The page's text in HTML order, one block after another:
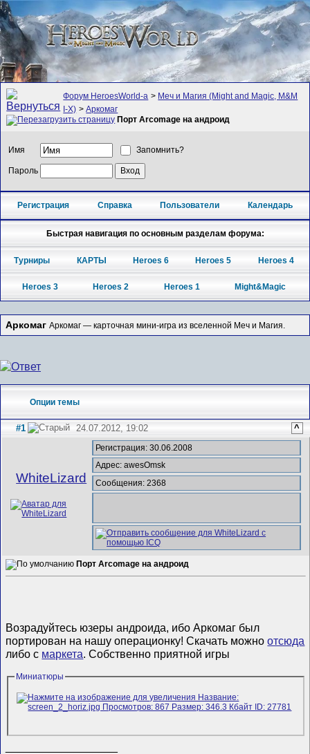
Форум HeroesWorld-а > Меч и Магия (Might and Magic, M&M
I-X) >Аркомаг
Порт Arcomage на андроид
Имя Запомнить?
Пароль
Регистрация Справка Пользователи Календарь
Быстрая навигация по основным разделам форума:
Турниры КАРТЫ Heroes 6 Heroes 5 Heroes 4
Heroes 3 Heroes 2 Heroes 1 Might&Magic
Аркомаг Аркомаг — карточная мини-игра из вселенной Меч и Магия.
Опции темы
#1 24.07.2012, 19:02 ^
WhiteLizard
Регистрация: 30.06.2008
Адрес: awesOmsk
Сообщения: 2368
Порт Arcomage на андроид
Возрадуйтесь юзеры андроида, ибо Аркомаг был
портирован на нашу операционку! Скачать можноотсюда
либо с маркета. Собственно приятной игры
Миниатюры